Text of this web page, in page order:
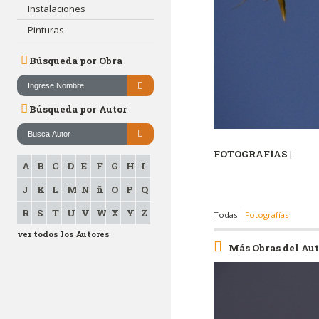
Instalaciones
Pinturas
Búsqueda por Obra
Búsqueda por Autor
A B C D E F G H
I
J
K L M N ñ O P
Q
R
S T U V W X Y Z
ver todos los Autores
FOTOGRAFÍAS |
Todas Fotografías
Más Obras del